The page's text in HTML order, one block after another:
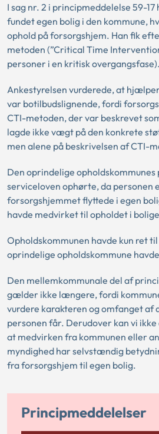
I sag nr. 2 i principmeddelelse 59-
fundet egen bolig i den kommune,
ophold på forsorgshjem. Han fik
metoden (”Critical Time
personer i en kritisk overgangsfase).
Ankestyrelsen vurderede, at
var botilbudslignende, fordi
CTI-metoden, der var beskrevet
lagde ikke vægt på den konkrete
men alene på beskrivelsen af CTI-
Den oprindelige
serviceloven ophørte, da personen
forsorgshjemmet flyttede i egen
havde medvirket til opholdet i
Opholdskommunen havde kun ret
oprindelige opholdskommune
Den mellemkommunale del af
gælder ikke længere, fordi
vurdere karakteren og omfanget af
personen får. Derudover kan vi
at medvirken fra kommunen eller
myndighed har selvstændig
fra forsorgshjem til egen bolig.
Principmeddelelser